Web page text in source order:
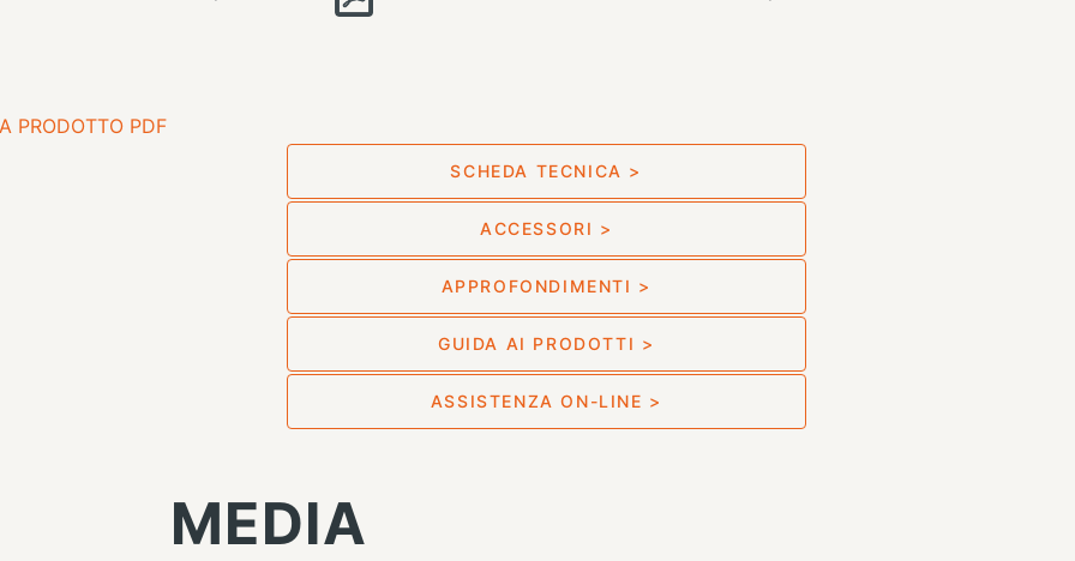
PRODOTTO PDF
SCHEDA TECNICA >
ACCESSORI >
APPROFONDIMENTI >
GUIDA AI PRODOTTI >
ASSISTENZA ON-LINE >
MEDIA